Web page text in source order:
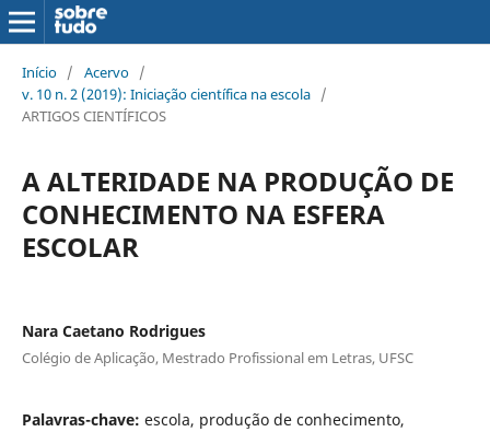
Início / Acervo /
v. 10 n. 2 (2019): Iniciação científica na escola /
ARTIGOS CIENTÍFICOS
A ALTERIDADE NA PRODUÇÃO DE
CONHECIMENTO NA ESFERA
ESCOLAR
Nara Caetano Rodrigues
Colégio de Aplicação, Mestrado Profissional em Letras, UFSC
Palavras-chave: escola, produção de conhecimento,